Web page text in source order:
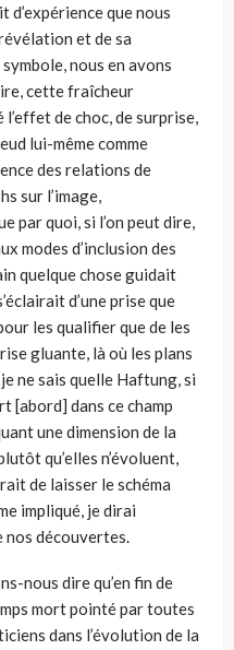
d’expérience que nous
et de sa
nous en avons
cette fraîcheur
de choc, de surprise,
lui-même comme
des relations de
sur l’image,
par quoi, si l’on peut dire,
modes d’inclusion des
quelque chose guidait
d’une prise que
les qualifier que de les
gluante, là où les plans
ne sais quelle Haftung, si
[abord] dans ce champ
une dimension de la
qu’elles n’évoluent,
de laisser le schéma
impliqué, je dirai
nos découvertes.
nous dire qu’en fin de
mort pointé par toutes
dans l’évolution de la